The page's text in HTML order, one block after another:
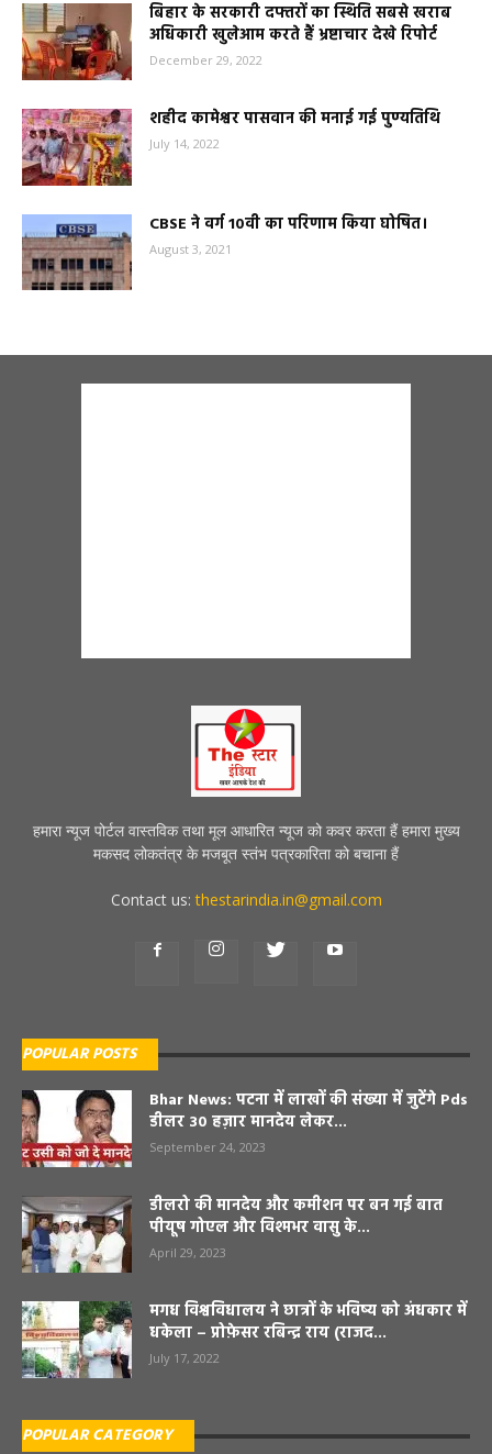
बिहार के सरकारी दफ्तरों का स्थिति सबसे खराब
अधिकारी खुलेआम करते हैं भ्रष्टाचार देखे रिपोर्ट
December 29, 2022
शहीद कामेश्वर पासवान की मनाई गई पुण्यतिथि
July 14, 2022
CBSE ने वर्ग 10वी का परिणाम किया घोषित।
August 3, 2021
हमारा न्यूज पोर्टल वास्तविक तथा मूल आधारित न्यूज को कवर करता हैं हमारा मुख्य
मकसद लोकतंत्र के मजबूत स्तंभ पत्रकारिता को बचाना हैं
Contact us:thestarindia.in@gmail.com
POPULAR POSTS
Bhar News: पटना में लाखों की संख्या में जुटेंगे Pds
डीलर 30 हज़ार मानदेय लेकर...
September 24, 2023
डीलरो की मानदेय और कमीशन पर बन गई बात
पीयूष गोएल और विश्मभर वासु के...
April 29, 2023
मगध विश्वविधालय ने छात्रों के भविष्य को अंधकार में
धकेला – प्रोफ़ेसर रबिन्द्र राय (राजद...
July 17, 2022
POPULAR CATEGORY